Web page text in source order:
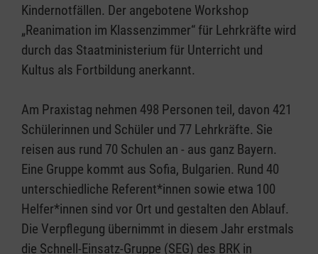
Kindernotfällen. Der angebotene Workshop
„Reanimation im Klassenzimmer“ für Lehrkräfte wird
durch das Staatministerium für Unterricht und
Kultus als Fortbildung anerkannt.
Am Praxistag nehmen 498 Personen teil, davon 421
Schülerinnen und Schüler und 77 Lehrkräfte. Sie
reisen aus rund 70 Schulen an - aus ganz Bayern.
Eine Gruppe kommt aus Sofia, Bulgarien. Rund 40
unterschiedliche Referent*innen sowie etwa 100
Helfer*innen sind vor Ort und gestalten den Ablauf.
Die Verpflegung übernimmt in diesem Jahr erstmals
die Schnell-Einsatz-Gruppe (SEG) des BRK in